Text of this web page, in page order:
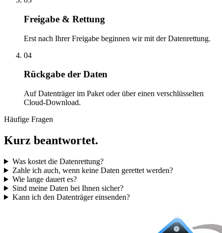
Freigabe & Rettung
Erst nach Ihrer Freigabe beginnen wir mit der Datenrettung.
04
Rückgabe der Daten
Auf Datenträger im Paket oder über einen verschlüsselten
Cloud-Download.
Häufige Fragen
Kurz beantwortet.
Was kostet die Datenrettung?
Zahle ich auch, wenn keine Daten gerettet werden?
Wie lange dauert es?
Sind meine Daten bei Ihnen sicher?
Kann ich den Datenträger einsenden?